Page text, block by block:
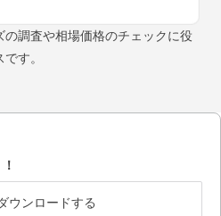
調査や相場価格のチェックに役
す。
ウンロードする